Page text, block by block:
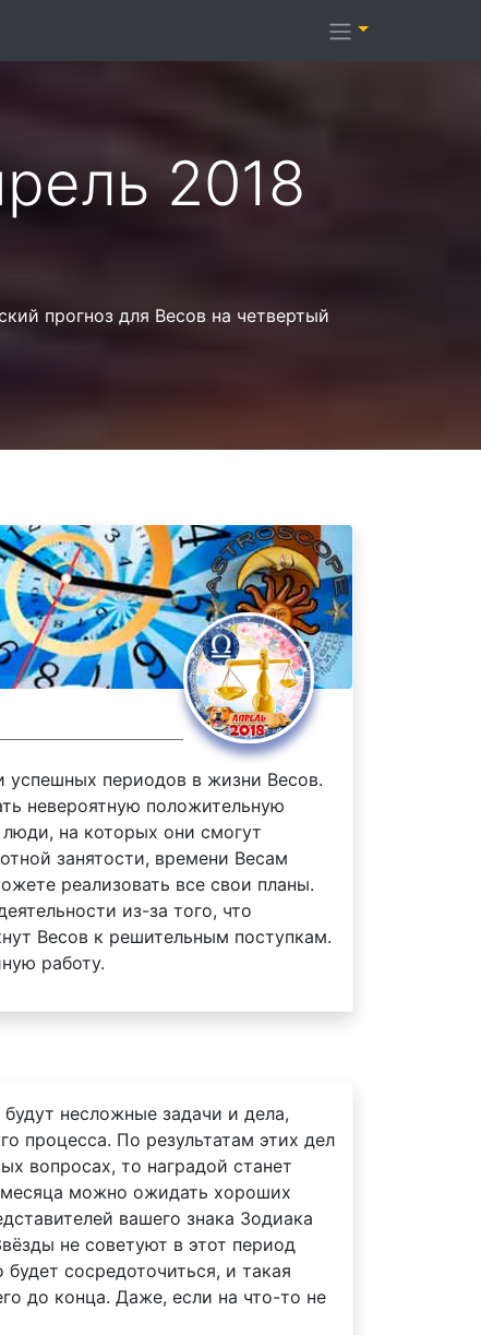
2018
прогноз для Весов на четвертый
успешных периодов в жизни Весов.
невероятную положительную
на которых они смогут
занятости, времени Весам
реализовать все свои планы.
из-за того, что
Весов к решительным поступкам.
работу.
несложные задачи и дела,
процесса. По результатам этих дел
вопросах, то наградой станет
месяца можно ожидать хороших
вашего знака Зодиака
не советуют в этот период
сосредоточиться, и такая
до конца. Даже, если на что-то не